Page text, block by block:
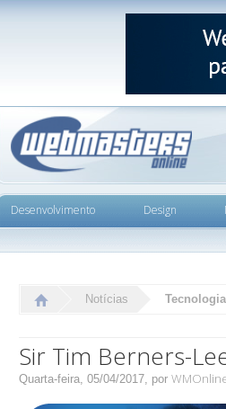
Desenvolvimento Design
Notícias Tecnologia
Sir Tim Berners-
Quarta-feira, 05/04/2017, por